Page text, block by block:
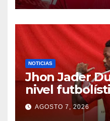
NOTICIAS
Jhon Jader
nivel
AGOSTO 7, 2026